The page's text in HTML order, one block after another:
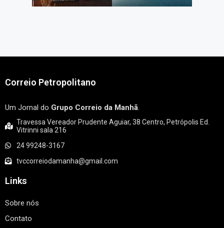
Correio Petropolitano
Um Jornal do Grupo Correio da Manhã.
Travessa Vereador Prudente Aguiar, 38 Centro, Petrópolis Ed.
Vitrinni sala 216
24 99248-3167
tvccorreiodamanha@gmail.com
Links
Sobre nós
Contato